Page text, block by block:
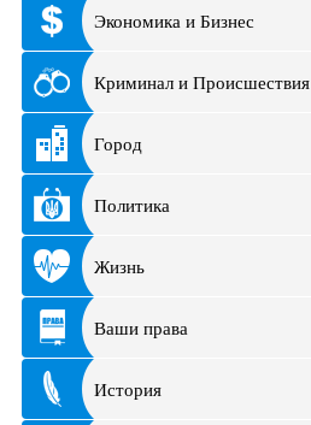
Экономика и Бизнес
Криминал и Происшествия
Город
Политика
Жизнь
Ваши права
История